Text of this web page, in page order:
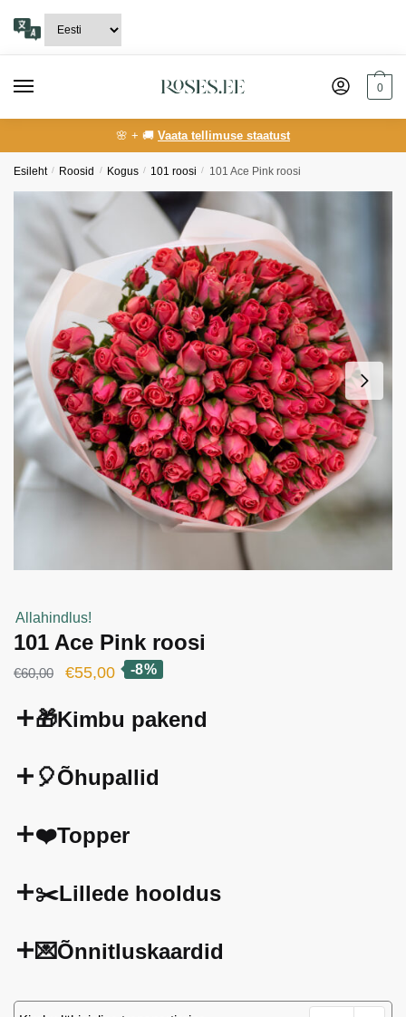
navigation
content
0
🌸 + 🚚 Vaata tellimuse staatust
Esileht / Roosid / Kogus / 101 roosi / 101 Ace Pink roosi
Allahindlus!
101 Ace Pink roosi
€60,00
Algne
oli:
€55,00Current
is:
-8%
🎁Kimbu pakend
🎈Õhupallid
❤️Topper
✂️Lillede hooldus
💌Õnnitluskaardid